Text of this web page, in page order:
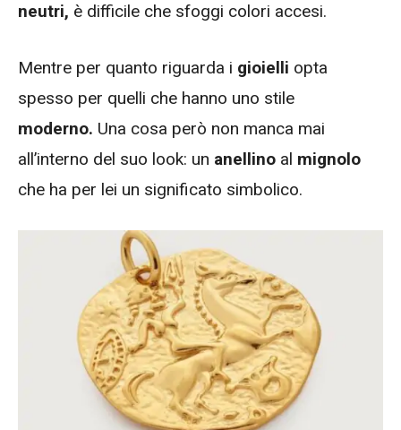
neutri, è difficile che sfoggi colori accesi.
Mentre per quanto riguarda i gioielli opta
spesso per quelli che hanno uno stile
moderno. Una cosa però non manca mai
all’interno del suo look: un anellino al mignolo
che ha per lei un significato simbolico.